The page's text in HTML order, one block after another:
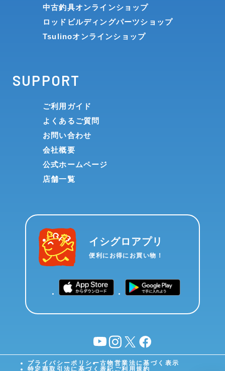
中古釣具オンラインショップ
ロッドビルディングパーツショップ
Tsulinoオンラインショップ
SUPPORT
ご利用ガイド
よくあるご質問
お問い合わせ
会社概要
公式ホームページ
店舗一覧
イシグロアプリ
便利にお得にお買い物！
YouTubeinstagram
X facebook
プライバシーポリシー古物営業法に基づく表示
特定商取引法に基づく表記 ご利用規約